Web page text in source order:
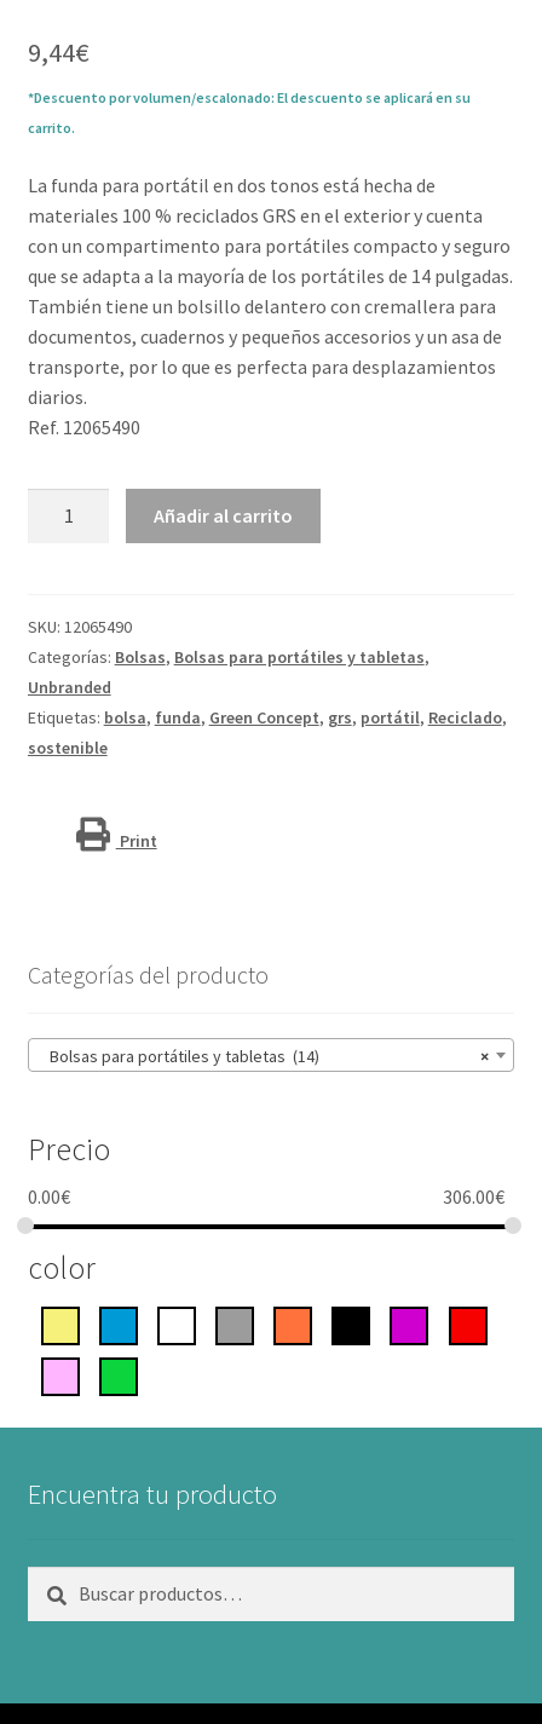
9,44€
*Descuento por volumen/escalonado: El descuento se aplicará en su
carrito.
La funda para portátil en dos tonos está hecha de
materiales 100 % reciclados GRS en el exterior y cuenta
con un compartimento para portátiles compacto y seguro
que se adapta a la mayoría de los portátiles de 14 pulgadas.
También tiene un bolsillo delantero con cremallera para
documentos, cuadernos y pequeños accesorios y un asa de
transporte, por lo que es perfecta para desplazamientos
diarios.
Ref. 12065490
14"
reciclada
GRS
en
dos
Añadir al carrito
SKU: 12065490
Categorías: Bolsas, Bolsas para portátiles y tabletas,
Unbranded
Etiquetas: bolsa, funda, Green Concept, grs, portátil, Reciclado,
sostenible
Print
Categorías del producto
×
Bolsas para portátiles y tabletas (14)
Precio
0.00€ 306.00€
color
Encuentra tu producto
Buscar
Buscar